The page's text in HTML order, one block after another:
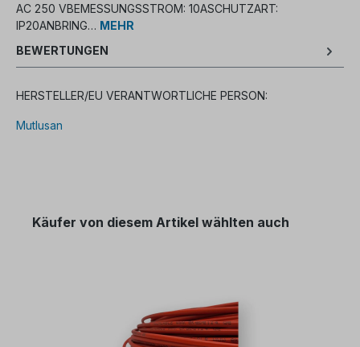
AC 250 VBEMESSUNGSSTROM: 10ASCHUTZART:
IP20ANBRING… MEHR
BEWERTUNGEN
HERSTELLER/EU VERANTWORTLICHE PERSON:
Mutlusan
Käufer von diesem Artikel wählten auch